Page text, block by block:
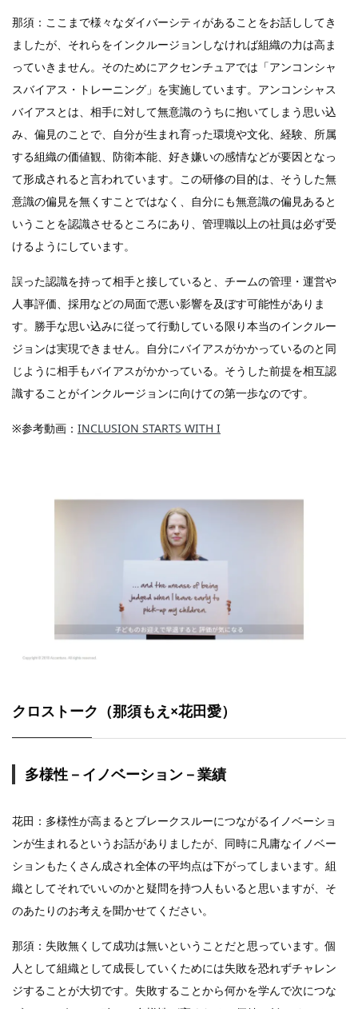
那須：ここまで様々なダイバーシティがあることをお話ししてき
ましたが、それらをインクルージョンしなければ組織の力は高ま
っていきません。そのためにアクセンチュアでは「アンコンシャ
スバイアス・トレーニング」を実施しています。アンコンシャス
バイアスとは、相手に対して無意識のうちに抱いてしまう思い込
み、偏見のことで、自分が生まれ育った環境や文化、経験、所属
する組織の価値観、防衛本能、好き嫌いの感情などが要因となっ
て形成されると言われています。この研修の目的は、そうした無
意識の偏見を無くすことではなく、自分にも無意識の偏見あると
いうことを認識させるところにあり、管理職以上の社員は必ず受
けるようにしています。
誤った認識を持って相手と接していると、チームの管理・運営や
人事評価、採用などの局面で悪い影響を及ぼす可能性がありま
す。勝手な思い込みに従って行動している限り本当のインクルー
ジョンは実現できません。自分にバイアスがかかっているのと同
じように相手もバイアスがかかっている。そうした前提を相互認
識することがインクルージョンに向けての第一歩なのです。
※参考動画： INCLUSION STARTS WITH I
クロストーク（那須もえ×花田愛）
多様性－イノベーション－業績
花田：多様性が高まるとブレークスルーにつながるイノベーショ
ンが生まれるというお話がありましたが、同時に凡庸なイノベー
ションもたくさん成され全体の平均点は下がってしまいます。組
織としてそれでいいのかと疑問を持つ人もいると思いますが、そ
のあたりのお考えを聞かせてください。
那須：失敗無くして成功は無いということだと思っています。個
人として組織として成長していくためには失敗を恐れずチャレン
ジすることが大切です。失敗することから何かを学んで次につな